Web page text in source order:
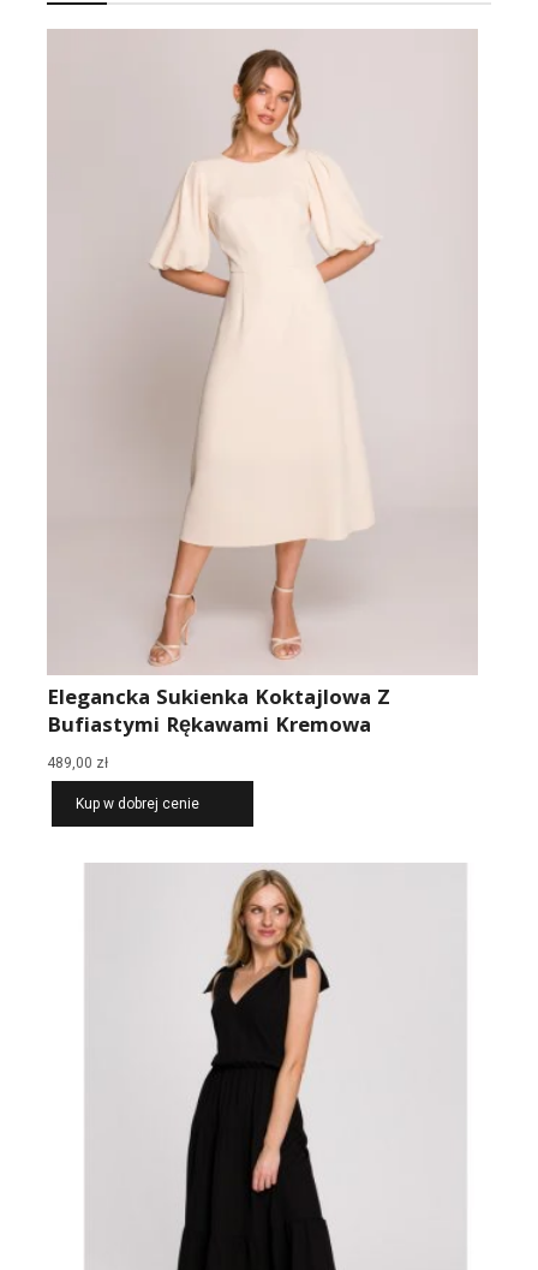
Elegancka Sukienka Koktajlowa Z
Bufiastymi Rękawami Kremowa
489,00 zł
Kup w dobrej cenie